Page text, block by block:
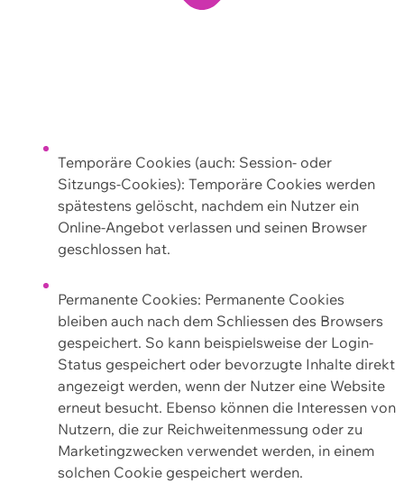
Temporäre Cookies (auch: Session- oder
Sitzungs-Cookies): Temporäre Cookies werden
spätestens gelöscht, nachdem ein Nutzer ein
Online-Angebot verlassen und seinen Browser
geschlossen hat.
Permanente Cookies: Permanente Cookies
bleiben auch nach dem Schliessen des Browsers
gespeichert. So kann beispielsweise der Login-
Status gespeichert oder bevorzugte Inhalte direkt
angezeigt werden, wenn der Nutzer eine Website
erneut besucht. Ebenso können die Interessen von
Nutzern, die zur Reichweitenmessung oder zu
Marketingzwecken verwendet werden, in einem
solchen Cookie gespeichert werden.